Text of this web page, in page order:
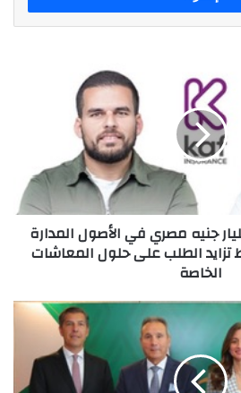
جنيه مصري في الأصول المدارة
الطلب على حلول المعاشات
الخاصة